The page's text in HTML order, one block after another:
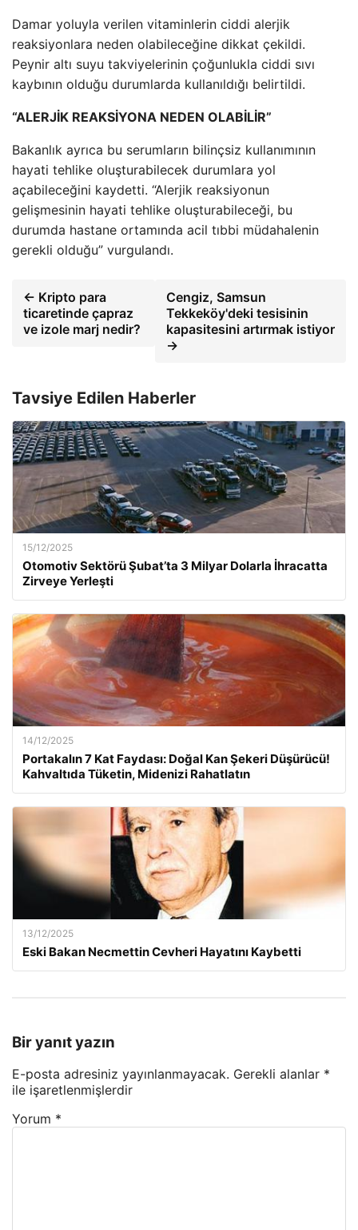
Damar yoluyla verilen vitaminlerin ciddi alerjik
reaksiyonlara neden olabileceğine dikkat çekildi.
Peynir altı suyu takviyelerinin çoğunlukla ciddi sıvı
kaybının olduğu durumlarda kullanıldığı belirtildi.
“ALERJİK REAKSİYONA NEDEN OLABİLİR”
Bakanlık ayrıca bu serumların bilinçsiz kullanımının
hayati tehlike oluşturabilecek durumlara yol
açabileceğini kaydetti. “Alerjik reaksiyonun
gelişmesinin hayati tehlike oluşturabileceği, bu
durumda hastane ortamında acil tıbbi müdahalenin
gerekli olduğu” vurgulandı.
← Kripto para
ticaretinde çapraz
ve izole marj nedir?
Cengiz, Samsun
Tekkeköy'deki tesisinin
kapasitesini artırmak istiyor
→
Tavsiye Edilen Haberler
15/12/2025
Otomotiv Sektörü Şubat’ta 3 Milyar Dolarla İhracatta
Zirveye Yerleşti
14/12/2025
Portakalın 7 Kat Faydası: Doğal Kan Şekeri Düşürücü!
Kahvaltıda Tüketin, Midenizi Rahatlatın
13/12/2025
Eski Bakan Necmettin Cevheri Hayatını Kaybetti
Bir yanıt yazın
E-posta adresiniz yayınlanmayacak. Gerekli alanlar *
ile işaretlenmişlerdir
Yorum *